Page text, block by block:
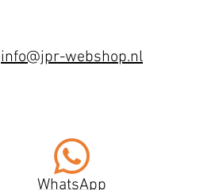
info@jpr-webshop.nl
WhatsApp